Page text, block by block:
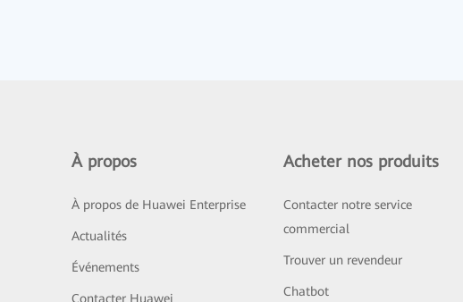
À propos
À propos de Huawei Enterprise
Actualités
Événements
Contacter Huawei
Acheter nos produits
Contacter notre service
commercial
Trouver un revendeur
Chatbot